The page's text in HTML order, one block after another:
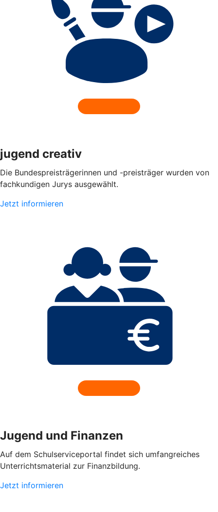
jugend creativ
Die Bundespreisträgerinnen und -preisträger wurden von
fachkundigen Jurys ausgewählt.
Jetzt informieren
Jugend und Finanzen
Auf dem Schulserviceportal findet sich umfangreiches
Unterrichtsmaterial zur Finanzbildung.
Jetzt informieren